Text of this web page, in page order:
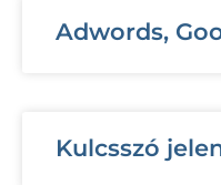
Adwords,
Kulcsszó